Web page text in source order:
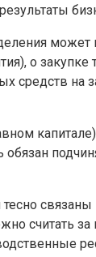
о
на
считать